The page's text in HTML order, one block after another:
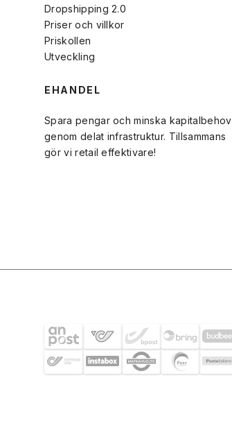
Dropshipping 2.0
Priser och villkor
Priskollen
Utveckling
EHANDEL
Spara pengar och minska kapitalbehov
genom delat infrastruktur. Tillsammans
gör vi retail effektivare!